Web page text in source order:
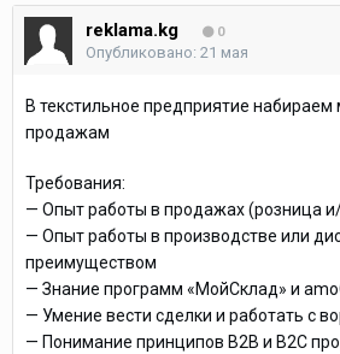
reklama.kg 0
Опубликовано: 21 мая
В текстильное предприятие
продажам
Требования:
— Опыт работы в продажах (розница
— Опыт работы в производстве или
преимуществом
— Знание программ «МойСклад» и
— Умение вести сделки и работать с
— Понимание принципов B2B и B2C